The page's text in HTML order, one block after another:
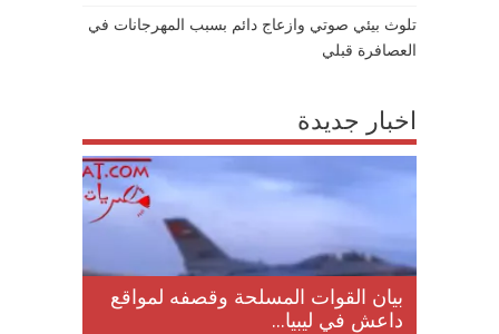
تلوث بيئي صوتي وازعاج دائم بسبب المهرجانات في
العصافرة قبلي
اخبار جديدة
بيان القوات المسلحة وقصفه لمواقع
داعش في ليبيا...